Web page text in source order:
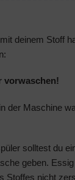
deinem Stoff
vorwaschen!
der Maschine
solltest du
geben.
Stoffes nicht